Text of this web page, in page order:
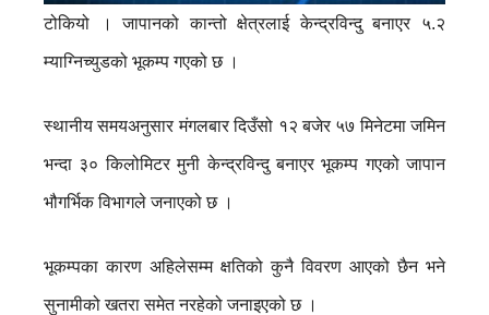
टोकियो । जापानको कान्तो क्षेत्रलाई केन्द्रविन्दु बनाएर ५.२
म्याग्निच्युडको भूकम्प गएको छ ।
स्थानीय समयअनुसार मंगलबार दिउँसो १२ बजेर ५७ मिनेटमा जमिन
भन्दा ३० किलोमिटर मुनी केन्द्रविन्दु बनाएर भूकम्प गएको जापान
भौगर्भिक विभागले जनाएको छ ।
भूकम्पका कारण अहिलेसम्म क्षतिको कुनै विवरण आएको छैन भने
सुनामीको खतरा समेत नरहेको जनाइएको छ ।